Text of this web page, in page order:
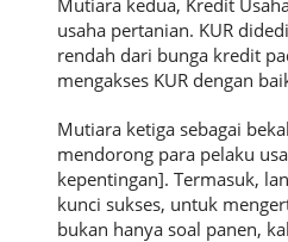
Mutiara kedua, Kredit
usaha pertanian. KUR
rendah dari bunga kredit
mengakses KUR dengan
Mutiara ketiga sebagai
mendorong para pelaku
kepentingan]. Termasuk,
kunci sukses, untuk
bukan hanya soal panen,